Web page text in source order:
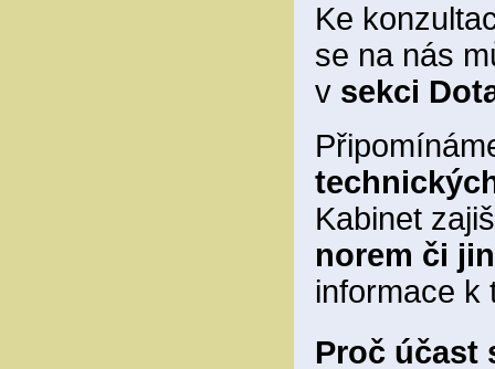
Ke
se na nás
v sekci
Kabinet
norem či
informace
Proč účast